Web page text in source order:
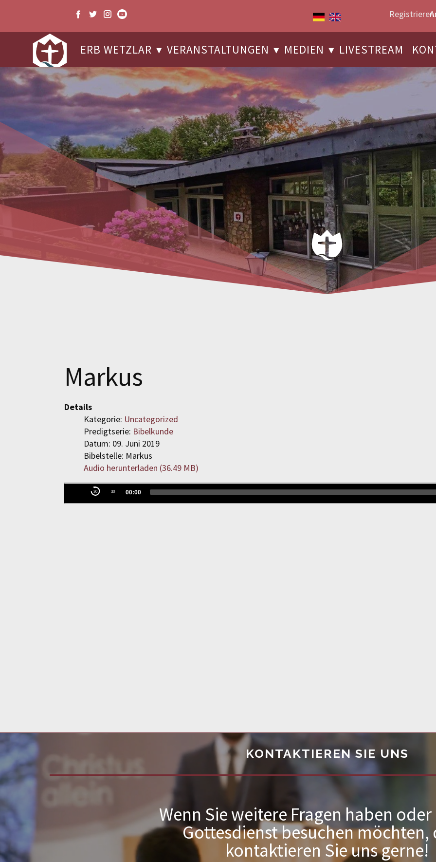
Registrieren
ERB WETZLAR VERANSTALTUNGEN MEDIEN LIVESTREAM
Markus
Details
Kategorie: Uncategorized
Predigtserie: Bibelkunde
Datum: 09. Juni 2019
Bibelstelle: Markus
Audio herunterladen (36.49 MB)
Player
30 30 00:00
KONTAKTIEREN SIE UNS
Wenn Sie weitere Fragen haben
Gottesdienst besuchen möchten,
kontaktieren Sie uns gerne!